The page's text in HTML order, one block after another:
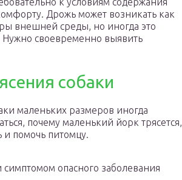
Дрожь может возникать как
внешней среды, но иногда это
Нужно своевременно выявить
собаки
маленьких размеров иногда
почему маленький йорк трясется,
и помочь питомцу.
опасного заболевания